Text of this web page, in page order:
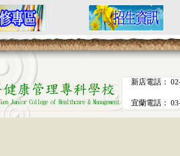
新店電話：
宜蘭電話：